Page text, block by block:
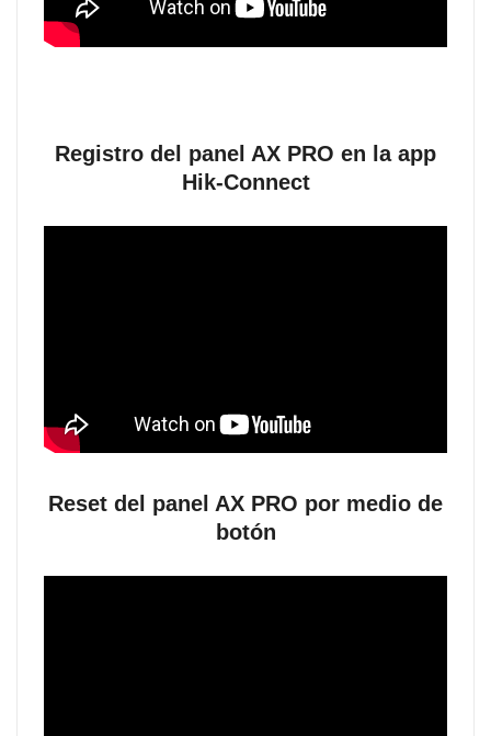
Registro del panel AX PRO en la app
Hik-Connect
Reset del panel AX PRO por medio de
botón